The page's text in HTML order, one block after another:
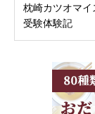
枕崎カツオマイ
受験体験記